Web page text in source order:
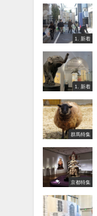
1. 新着
1. 新着
群馬特集
京都特集